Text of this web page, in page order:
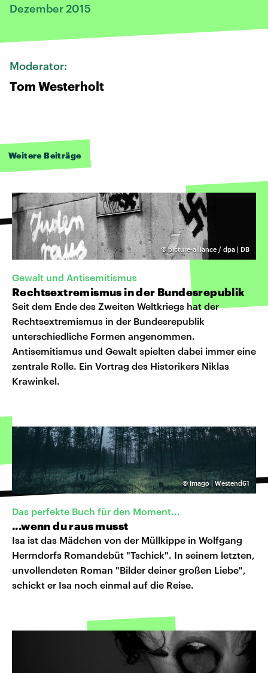
Dezember 2015
Moderator:
Tom Westerholt
Weitere Beiträge
©picture-alliance / dpa | DB
Gewalt und Antisemitismus
Rechtsextremismus in der Bundesrepublik
Seit dem Ende des Zweiten Weltkriegs hat der
Rechtsextremismus in der Bundesrepublik
unterschiedliche Formen angenommen.
Antisemitismus und Gewalt spielten dabei immer eine
zentrale Rolle. Ein Vortrag des Historikers Niklas
Krawinkel.
©Imago | Westend61
Das perfekte Buch für den Moment...
...wenn du raus musst
Isa ist das Mädchen von der Müllkippe in Wolfgang
Herrndorfs Romandebüt "Tschick". In seinem letzten,
unvollendeten Roman "Bilder deiner großen Liebe",
schickt er Isa noch einmal auf die Reise.